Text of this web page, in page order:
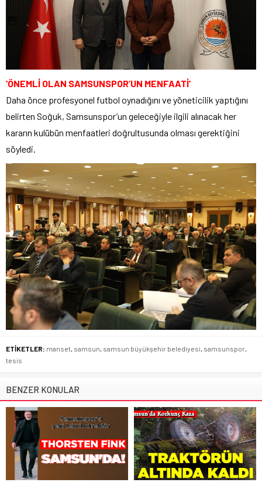
‘ÖNEMLİ OLAN SAMSUNSPOR’UN MENFAATİ’
Daha önce profesyonel futbol oynadığını ve yöneticilik yaptığını
belirten Soğuk, Samsunspor’un geleceğiyle ilgili alınacak her
kararın kulübün menfaatleri doğrultusunda olması gerektiğini
söyledi.
ETİKETLER: manset, samsun, samsun büyükşehir belediyesi, samsunspor,
tesis
BENZER KONULAR